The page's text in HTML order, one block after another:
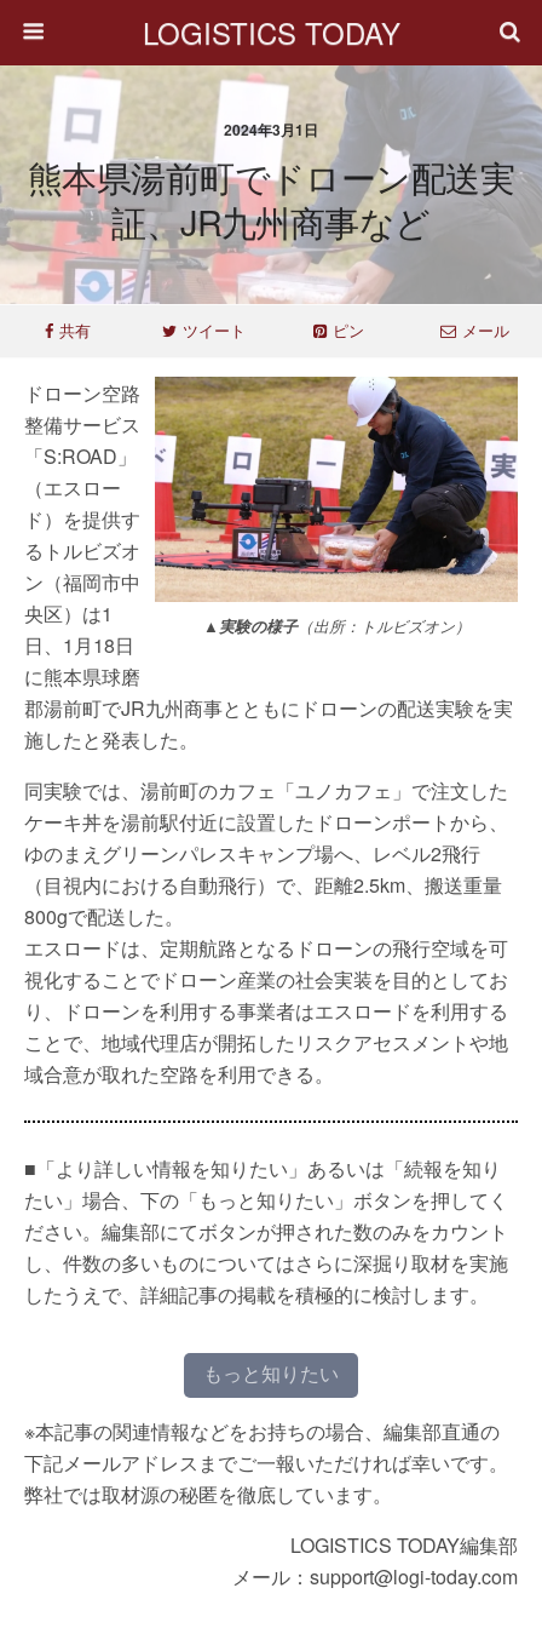
LOGISTICS TODAY
2024年3月1日
熊本県湯前町でドローン配送実
証、JR九州商事など
共有 ツイート ピン メール
▲実験の様子（出所：トルビズオン）
ドローン空路
整備サービス
「S:ROAD」
（エスロー
ド）を提供す
るトルビズオ
ン（福岡市中
央区）は1
日、1月18日
に熊本県球磨
郡湯前町でJR九州商事とともにドローンの配送実験を実
施したと発表した。
同実験では、湯前町のカフェ「ユノカフェ」で注文した
ケーキ丼を湯前駅付近に設置したドローンポートから、
ゆのまえグリーンパレスキャンプ場へ、レベル2飛行
（目視内における自動飛行）で、距離2.5km、搬送重量
800gで配送した。
エスロードは、定期航路となるドローンの飛行空域を可
視化することでドローン産業の社会実装を目的としてお
り、ドローンを利用する事業者はエスロードを利用する
ことで、地域代理店が開拓したリスクアセスメントや地
域合意が取れた空路を利用できる。
■「より詳しい情報を知りたい」あるいは「続報を知り
たい」場合、下の「もっと知りたい」ボタンを押してく
ださい。編集部にてボタンが押された数のみをカウント
し、件数の多いものについてはさらに深掘り取材を実施
したうえで、詳細記事の掲載を積極的に検討します。
もっと知りたい
※本記事の関連情報などをお持ちの場合、編集部直通の
下記メールアドレスまでご一報いただければ幸いです。
弊社では取材源の秘匿を徹底しています。
LOGISTICS TODAY編集部
メール：support@logi-today.com